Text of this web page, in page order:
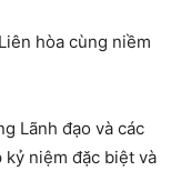
hòa cùng niềm
Lãnh đạo và các
niệm đặc biệt và